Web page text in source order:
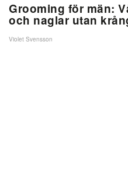
Grooming för män:
och naglar utan
Violet Svensson